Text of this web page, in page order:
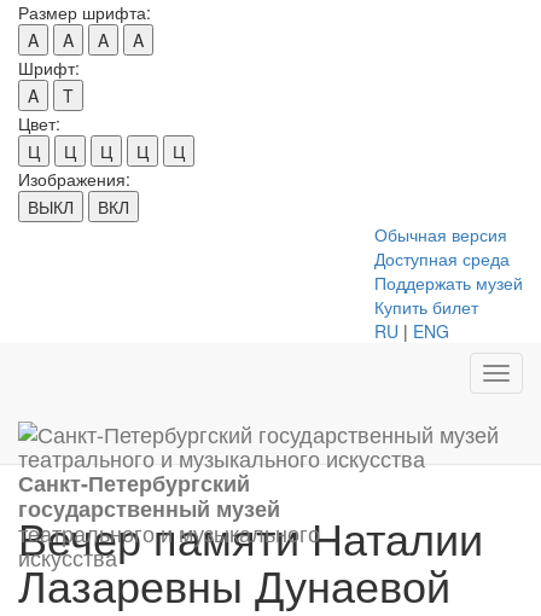
Размер шрифта:
A
A A
A
Шрифт:
A
T
Цвет:
Ц
Ц Ц Ц
Ц
Изображения:
ВЫКЛ
ВКЛ
Обычная версия
Доступная среда
Поддержать музей
Купить билет
RU | ENG
Санкт-Петербургский
государственный музей
театрального и музыкального
искусства
Вечер памяти Наталии
Лазаревны Дунаевой